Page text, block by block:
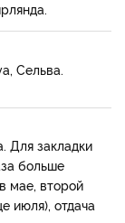
Сельва.
Для закладки
больше
мае, второй
июля), отдача